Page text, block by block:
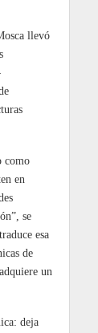
llevó
como
en
se
esa
de
un
deja